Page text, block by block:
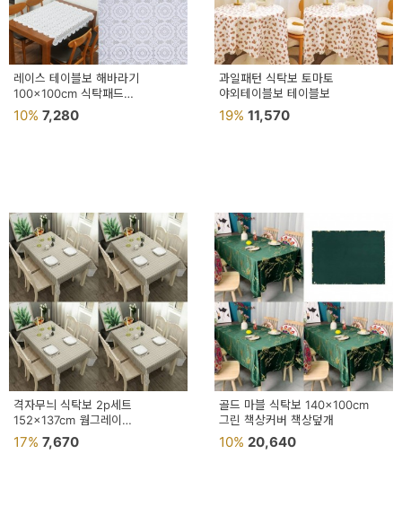
레이스 테이블보 해바라기
100x100cm 식탁패드
테이블꾸미기
10% 7,280
과일패턴 식탁보 토마토
야외테이블보 테이블보
19% 11,570
격자무늬 식탁보 2p세트
152x137cm 웜그레이
행사테이블보 거실테이블보
17% 7,670
골드 마블 식탁보 140x100cm
그린 책상커버 책상덮개
10% 20,640